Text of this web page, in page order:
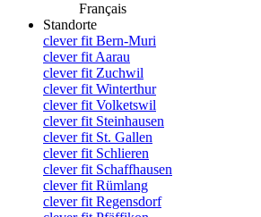
Français
Standorte
clever fit Bern-Muri
clever fit Aarau
clever fit Zuchwil
clever fit Winterthur
clever fit Volketswil
clever fit Steinhausen
clever fit St. Gallen
clever fit Schlieren
clever fit Schaffhausen
clever fit Rümlang
clever fit Regensdorf